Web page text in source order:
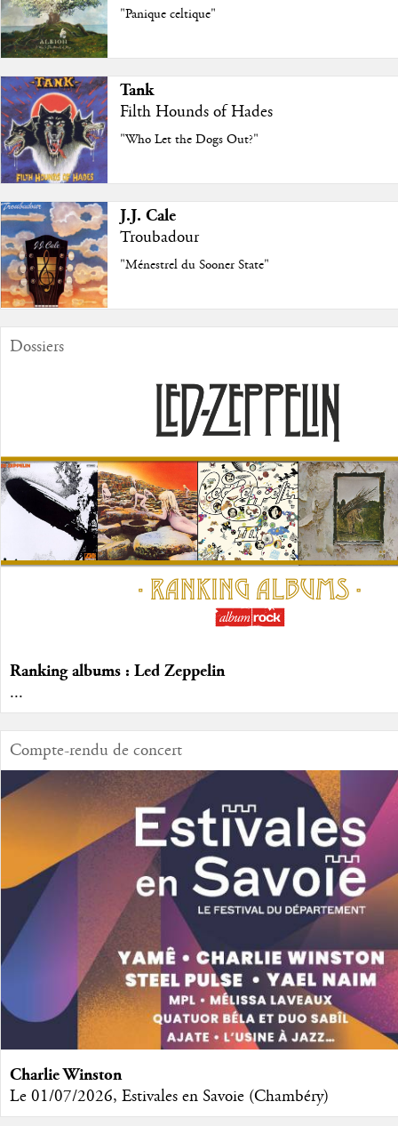
"Panique celtique"
Tank
Filth Hounds of Hades
"Who Let the Dogs Out?"
J.J. Cale
Troubadour
"Ménestrel du Sooner State"
Dossiers
Ranking albums : Led Zeppelin
...
Compte-rendu de concert
Charlie Winston
Le 01/07/2026, Estivales en Savoie (Chambéry)